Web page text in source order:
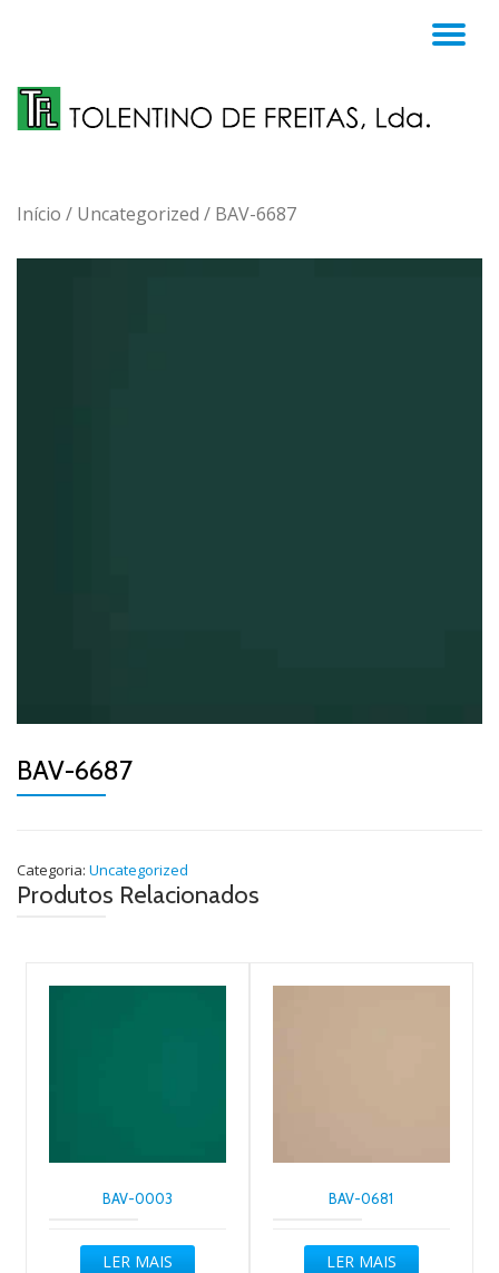
content
Início / Uncategorized / BAV-6687
BAV-6687
Categoria: Uncategorized
Produtos Relacionados
BAV-0003
LER MAIS
BAV-0681
LER MAIS